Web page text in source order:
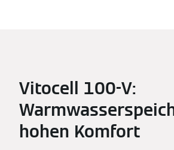
Vitocell 100-V:
hohen Komfort